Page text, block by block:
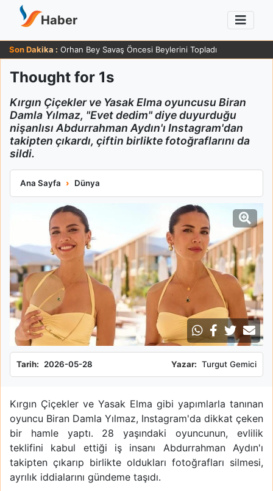
Haber
Son Dakika : Orhan Bey Savaş Öncesi Beylerini Topladı
Thought for 1s
Kırgın Çiçekler ve Yasak Elma oyuncusu Biran
Damla Yılmaz, "Evet dedim" diye duyurduğu
nişanlısı Abdurrahman Aydın'ı Instagram'dan
takipten çıkardı, çiftin birlikte fotoğraflarını da
sildi.
Ana Sayfa Dünya
Thought for 1s
Tarih: 2026-05-28 Yazar: Turgut Gemici
Kırgın Çiçekler ve Yasak Elma gibi yapımlarla tanınan
oyuncu Biran Damla Yılmaz, Instagram'da dikkat çeken
bir hamle yaptı. 28 yaşındaki oyuncunun, evlilik
teklifini kabul ettiği iş insanı Abdurrahman Aydın'ı
takipten çıkarıp birlikte oldukları fotoğrafları silmesi,
ayrılık iddialarını gündeme taşıdı.